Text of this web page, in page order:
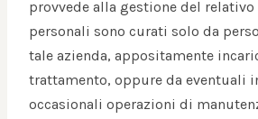
provvede alla gestione del relativo
personali sono curati solo da
tale azienda, appositamente
trattamento, oppure da eventuali
occasionali operazioni di